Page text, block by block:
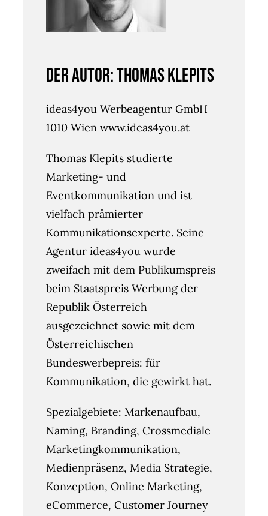
Der Autor: Thomas Klepits
ideas4you Werbeagentur GmbH
1010 Wien www.ideas4you.at
Thomas Klepits studierte
Marketing- und
Eventkommunikation und ist
vielfach prämierter
Kommunikationsexperte. Seine
Agentur ideas4you wurde
zweifach mit dem Publikumspreis
beim Staatspreis Werbung der
Republik Österreich
ausgezeichnet sowie mit dem
Österreichischen
Bundeswerbepreis: für
Kommunikation, die gewirkt hat.
Spezialgebiete: Markenaufbau,
Naming, Branding, Crossmediale
Marketingkommunikation,
Medienpräsenz, Media Strategie,
Konzeption, Online Marketing,
eCommerce, Customer Journey